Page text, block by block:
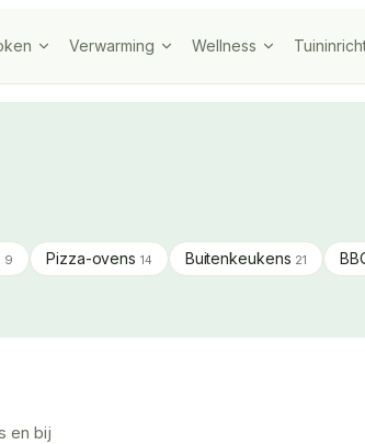
Verwarming Wellness
9 Pizza-ovens 14 Buitenkeukens 21
en bij